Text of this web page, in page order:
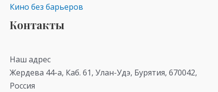
Кино без барьеров
Контакты
Наш адрес
Жердева 44-а, Каб. 61, Улан-Удэ, Бурятия, 670042,
Россия